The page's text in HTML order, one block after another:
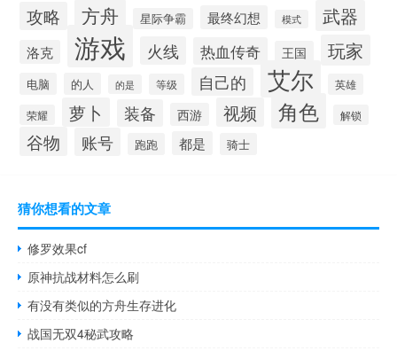
攻略
方舟 星际争霸 最终幻想 模式 武器
洛克 游戏 火线 热血传奇 王国 玩家
电脑 的人 的是 等级 自己的 艾尔 英雄
荣耀 萝卜 装备 西游 视频 角色 解锁
谷物 账号 跑跑 都是 骑士
猜你想看的文章
修罗效果cf
原神抗战材料怎么刷
有没有类似的方舟生存进化
战国无双4秘武攻略